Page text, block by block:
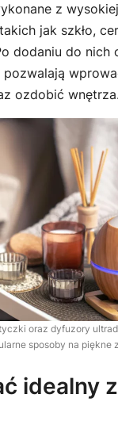
z
jak szkło,
dodaniu do nich
ozdobić wnętrza.
oraz dyfuzory
sposoby na piękne
idealny